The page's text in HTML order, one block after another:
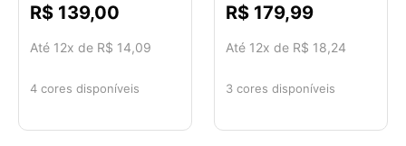
R$ 139,00
Até 12x de R$ 14,09
4 cores disponíveis
R$ 179,99
Até 12x de R$ 18,24
3 cores disponíveis